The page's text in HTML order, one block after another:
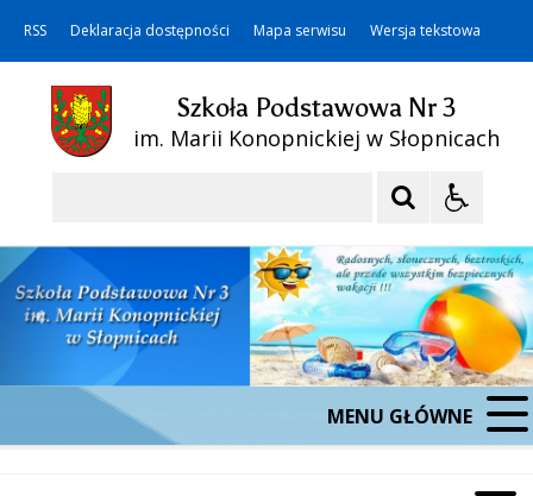
RSS Deklaracja dostępności Mapa serwisu Wersja tekstowa
Szkoła Podstawowa Nr 3
im. Marii Konopnickiej w Słopnicach
MENU GŁÓWNE